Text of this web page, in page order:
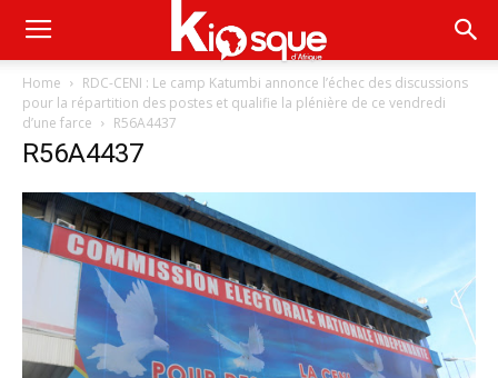
Home
RDC-CENI : Le camp Katumbi annonce l’échec des discussions
pour la répartition des postes et qualifie la plénière de ce vendredi
d’une farce
R56A4437
R56A4437